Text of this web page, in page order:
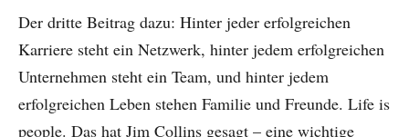
Der dritte Beitrag dazu: Hinter jeder erfolgreichen
Karriere steht ein Netzwerk, hinter jedem erfolgreichen
Unternehmen steht ein Team, und hinter jedem
erfolgreichen Leben stehen Familie und Freunde. Life is
people. Das hat Jim Collins gesagt – eine wichtige